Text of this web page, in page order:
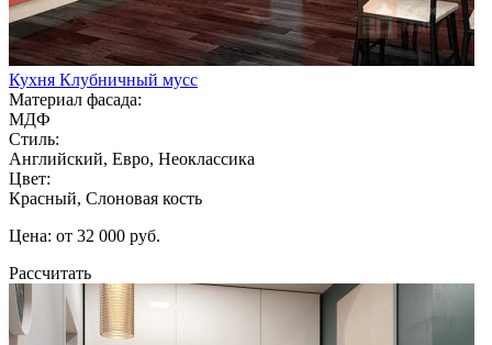
Кухня Клубничный мусс
Материал фасада:
МДФ
Стиль:
Английский, Евро, Неоклассика
Цвет:
Красный, Слоновая кость
Цена: от 32 000 руб.
Рассчитать